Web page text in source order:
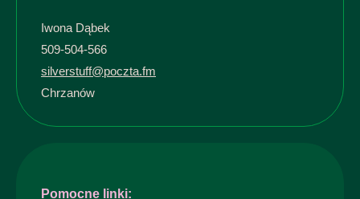
Iwona Dąbek
509-504-566
silverstuff@poczta.fm
Chrzanów
Pomocne linki: